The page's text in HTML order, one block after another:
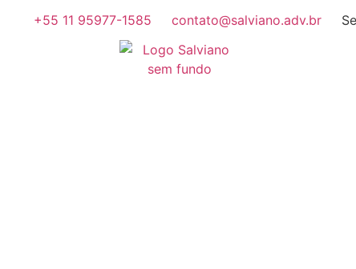
+55 11 95977-1585 contato@salviano.adv.br